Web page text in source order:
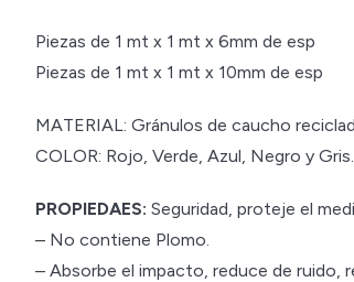
Piezas de 1 mt x 1 mt x 6mm de esp
Piezas de 1 mt x 1 mt x 10mm de esp
MATERIAL: Gránulos de caucho
COLOR: Rojo, Verde, Azul, Negro y Gris.
PROPIEDAES: Seguridad, proteje el
– No contiene Plomo.
– Absorbe el impacto, reduce de ruido,